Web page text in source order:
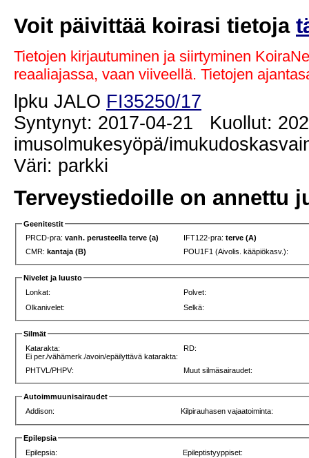
Voit päivittää koirasi tietoja
Tietojen kirjautuminen ja siirtyminen
reaaliajassa, vaan viiveellä. Tietojen
lpku JALO FI35250/17
Syntynyt: 2017-04-21 Kuollut:
imusolmukesyöpä/
Väri: parkki
Terveystiedoille on annettu
Geenitestit
PRCD-pra:vanh. perusteella terve (a) IFT122-pra:terve (A)
CMR: kantaja (B) POU1F1 (Aivolis. kääpiökasv.):
Nivelet ja luusto
Lonkat:
Polvet:
Olkanivelet:
Selkä:
Silmät
Katarakta:
Ei per./vähämerk./avoin/epäilyttävä katarakta:
RD:
PHTVL/PHPV: Muut silmäsairaudet:
Autoimmuunisairaudet
Addison:
Kilpirauhasen vajaatoiminta:
Epilepsia
Epilepsia:
Epileptistyyppiset: